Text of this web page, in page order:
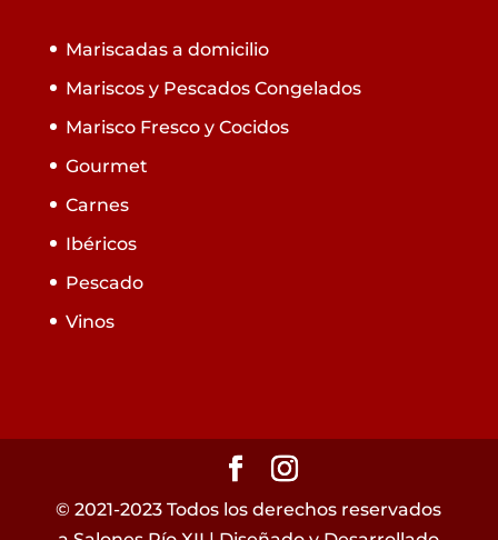
Mariscadas a domicilio
Mariscos y Pescados Congelados
Marisco Fresco y Cocidos
Gourmet
Carnes
Ibéricos
Pescado
Vinos
© 2021-2023 Todos los derechos reservados